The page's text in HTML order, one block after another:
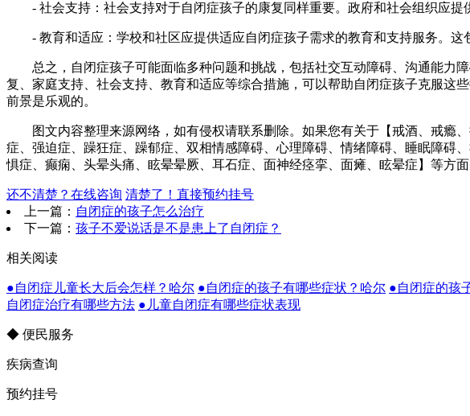
- 社会支持：社会支持对于自闭症孩子的康复同样重要。政府和社会组织应提
- 教育和适应：学校和社区应提供适应自闭症孩子需求的教育和支持服务。这
总之，自闭症孩子可能面临多种问题和挑战，包括社交互动障碍、沟通能力
复、家庭支持、社会支持、教育和适应等综合措施，可以帮助自闭症孩子克服这
前景是乐观的。
图文内容整理来源网络，如有侵权请联系删除。如果您有关于【戒酒、戒瘾
症、强迫症、躁狂症、躁郁症、双相情感障碍、心理障碍、情绪障碍、睡眠障碍
惧症、癫痫、头晕头痛、眩晕晕厥、耳石症、面神经痉挛、面瘫、眩晕症】等方
还不清楚？在线咨询 清楚了！直接预约挂号
上一篇： 自闭症的孩子怎么治疗
下一篇： 孩子不爱说话是不是患上了自闭症？
相关阅读
●自闭症儿童长大后会怎样？哈尔 ●自闭症的孩子有哪些症状？哈尔 ●自闭症的孩
自闭症治疗有哪些方法 ●儿童自闭症有哪些症状表现
◆ 便民服务
疾病查询
预约挂号